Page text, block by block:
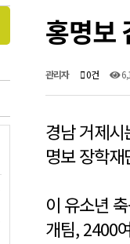
홍명보
관리자 0건
경남 거제
명보 장학
이 유소년
개팀, 2400